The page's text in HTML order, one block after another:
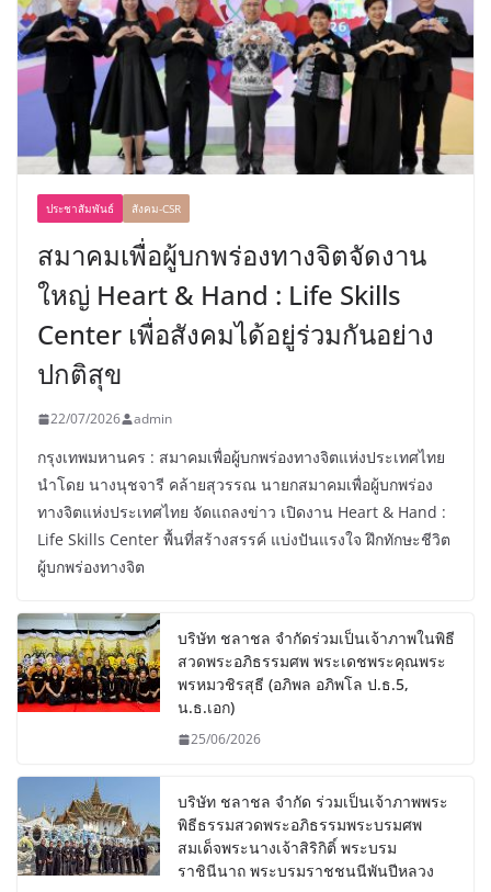
ประชาสัมพันธ์ สังคม-CSR
สมาคมเพื่อผู้บกพร่องทางจิตจัดงาน
ใหญ่ Heart & Hand : Life Skills
Center เพื่อสังคมได้อยู่ร่วมกันอย่าง
ปกติสุข
22/07/2026 admin
กรุงเทพมหานคร : สมาคมเพื่อผู้บกพร่องทางจิตแห่งประเทศไทย
นำโดย นางนุชจารี คล้ายสุวรรณ นายกสมาคมเพื่อผู้บกพร่อง
ทางจิตแห่งประเทศไทย จัดแถลงข่าว เปิดงาน Heart & Hand :
Life Skills Center พื้นที่สร้างสรรค์ แบ่งปันแรงใจ ฝึกทักษะชีวิต
ผู้บกพร่องทางจิต
บริษัท ชลาชล จำกัดร่วมเป็นเจ้าภาพในพิธี
สวดพระอภิธรรมศพ พระเดชพระคุณพระ
พรหมวชิรสุธี (อภิพล อภิพโล ป.ธ.5,
น.ธ.เอก)
25/06/2026
บริษัท ชลาชล จำกัด ร่วมเป็นเจ้าภาพพระ
พิธีธรรมสวดพระอภิธรรมพระบรมศพ
สมเด็จพระนางเจ้าสิริกิติ์ พระบรม
ราชินีนาถ พระบรมราชชนนีพันปีหลวง